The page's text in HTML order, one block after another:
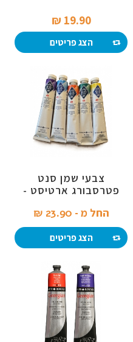
19.90 ₪‎
הצג פריטים
צבעי שמן סנט
פטרסבורג ארטיסט -
החל מ - 23.90 ₪‎
הצג פריטים